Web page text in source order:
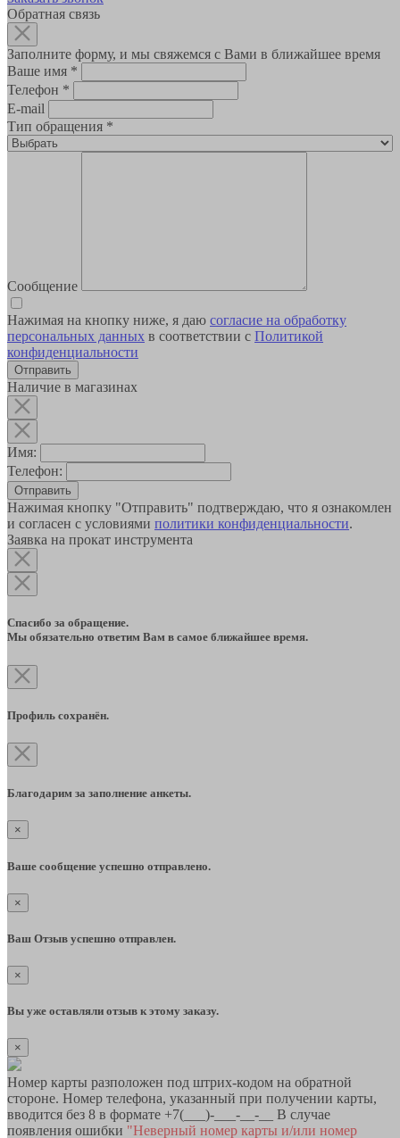
Обратная связь
Заполните форму, и мы свяжемся с Вами в ближайшее время
Ваше имя *
Телефон *
E-mail
Тип обращения *
Сообщение
Нажимая на кнопку ниже, я даю согласие на обработку
персональных данных в соответствии с Политикой
конфиденциальности
Наличие в магазинах
Имя:
Телефон:
Отправить
Нажимая кнопку "Отправить" подтверждаю, что я ознакомлен
и согласен с условиями политики конфиденциальности.
Заявка на прокат инструмента
Спасибо за обращение.
Мы обязательно ответим Вам в самое ближайшее время.
Профиль сохранён.
Благодарим за заполнение анкеты.
×
Ваше сообщение успешно отправлено.
×
Ваш Отзыв успешно отправлен.
×
Вы уже оставляли отзыв к этому заказу.
×
Номер карты разположен под штрих-кодом на обратной
стороне. Номер телефона, указанный при получении карты,
вводится без 8 в формате +7(___)-___-__-__ В случае
появления ошибки "Неверный номер карты и/или номер